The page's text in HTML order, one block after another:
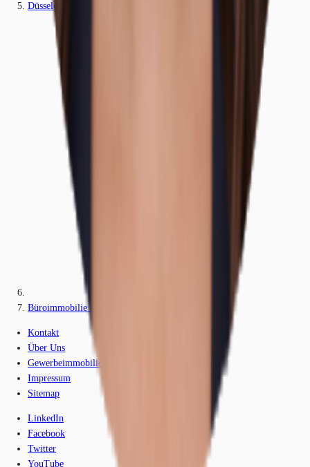
Düsseldorf
Büroimmobilie - Düsseldorf, Stadtmitte - D3444
Kontakt
Über Uns
Gewerbeimmobilien-Lexikon
Impressum
Sitemap
LinkedIn
Facebook
Twitter
YouTube